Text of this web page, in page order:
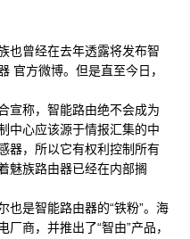
曾经在去年透露将发布智
官方微博。但是直至今日，
称，智能路由绝不会成为
中心应该源于情报汇集的中
器，所以它有权利控制所有
魅族路由器已经在内部搁
是智能路由器的“铁粉”。海
商，并推出了“智由”产品，